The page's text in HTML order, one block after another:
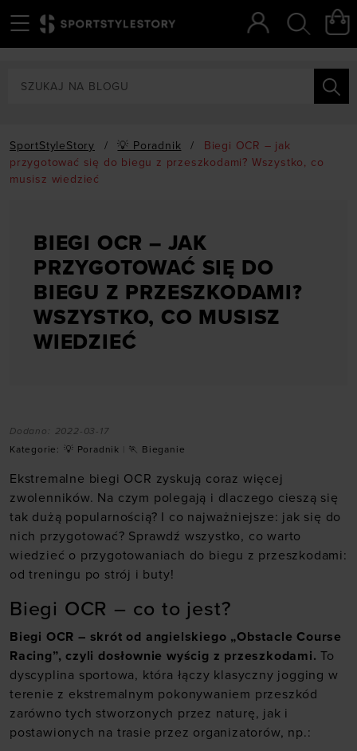
SportStyleStory / 💡 Poradnik /
Biegi OCR – jak
przygotować się do biegu z przeszkodami? Wszystko, co
musisz wiedzieć
BIEGI OCR – JAK
PRZYGOTOWAĆ SIĘ DO
BIEGU Z PRZESZKODAMI?
WSZYSTKO, CO MUSISZ
WIEDZIEĆ
Dodano: 2022-03-17
Kategorie: 💡 Poradnik 🏃 Bieganie
Ekstremalne biegi OCR zyskują coraz więcej
zwolenników. Na czym polegają i dlaczego cieszą się
tak dużą popularnością? I co najważniejsze: jak się do
nich przygotować? Sprawdź wszystko, co warto
wiedzieć o przygotowaniach do biegu z przeszkodami:
od treningu po strój i buty!
Biegi OCR – co to jest?
Biegi OCR – skrót od angielskiego „Obstacle Course
Racing”, czyli dosłownie wyścig z przeszkodami. To
dyscyplina sportowa, która łączy klasyczny jogging w
terenie z ekstremalnym pokonywaniem przeszkód
zarówno tych stworzonych przez naturę, jak i
postawionych na trasie przez organizatorów, np.: